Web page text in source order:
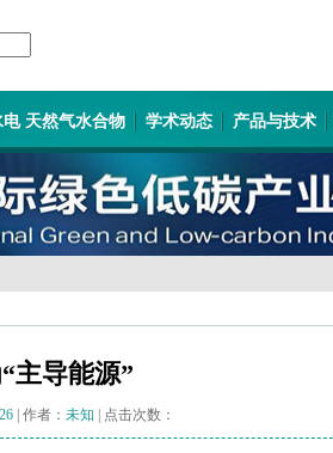
天然气水合物 学术动态 产品与技术
主导能源”
| 作者： 未知 | 点击次数：